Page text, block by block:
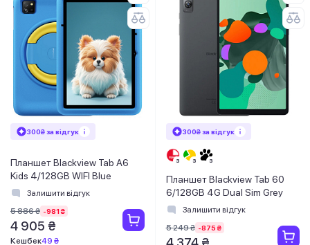
300₴ за відгук
Планшет Blackview Tab A6
Kids 4/128GB WIFI Blue
Залишити відгук
5 886 ₴ -981 ₴
4 905 ₴
Кешбек49 ₴
300₴ за відгук
Планшет Blackview Tab 60
6/128GB 4G Dual Sim Grey
Залишити відгук
5 249 ₴ -875 ₴